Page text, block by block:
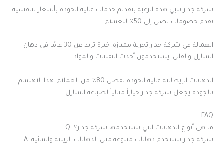
شركة جدار تلبي هذه الرغبة بتقديم خدمات عالية الجودة بأسعار تنافسية.
تقدم خصومات تصل إلى 50٪ للعملاء.
العمالة في شركة جدار تجربة ممتازة. خبرة تزيد عن 30 عامًا في دهان
المنازل والفلل. يستخدمون أحدث التقنيات والمواد.
الدهانات الإيطالية عالية الجودة تفضل 80٪ من العملاء. هذا الاهتمام
بالجودة يجعل شركة جدار خياراً مثالياً لصباغة المنازل.
FAQ
Q: ما هي أنواع الدهانات التي تستخدمها شركة جدار؟
A: شركة جدار تستخدم دهانات متنوعة مثل الدهانات الزيتية والمائية